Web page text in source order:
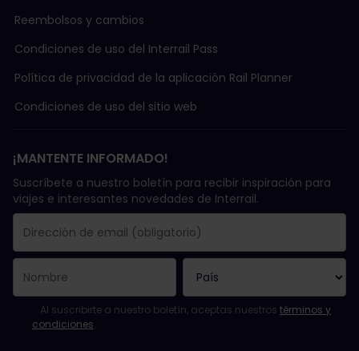
Reembolsos y cambios
Condiciones de uso del Interrail Pass
Política de privacidad de la aplicación Rail Planner
Condiciones de uso del sitio web
¡MANTENTE INFORMADO!
Suscríbete a nuestro boletín para recibir inspiración para
viajes e interesantes novedades de Interrail.
Se suscribió con éxito.
El campo de dirección de email es obligatorio.
La dirección de email no es válida.
Ha habido un fallo al suscribirte al boletín. Vuelve a intentarlo
¡Ya te has suscrito a este boletín!
Acepta los términos y condiciones para suscribirte al boletín
Al suscribirte a nuestro boletín, aceptas nuestros términos y
condiciones.